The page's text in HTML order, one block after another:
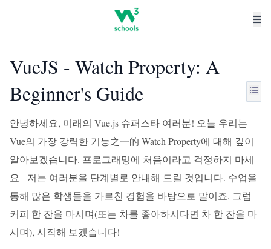
VueJS - Watch Property: A
Beginner's Guide
안녕하세요, 미래의 Vue.js 슈퍼스타 여러분! 오늘 우리는
Vue의 가장 강력한 기능之一的 Watch Property에 대해 깊이
알아보겠습니다. 프로그래밍에 처음이라고 걱정하지 마세
요 - 저는 여러분을 단계별로 안내해 드릴 것입니다. 수업을
통해 많은 학생들을 가르친 경험을 바탕으로 말이죠. 그럼
커피 한 잔을 마시며(또는 차를 좋아하시다면 차 한 잔을 마
시며), 시작해 보겠습니다!